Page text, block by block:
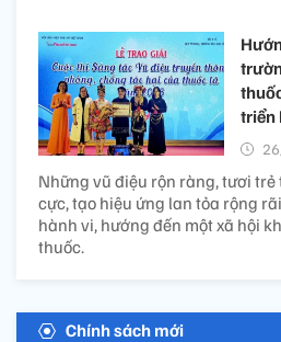
triển
Những vũ điệu rộn ràng, tươi
cực, tạo hiệu ứng lan tỏa rộng
hành vi, hướng đến một xã hội
thuốc.
Chính sách mới